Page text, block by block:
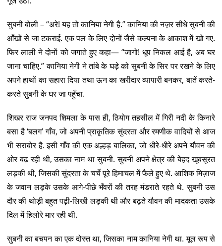
सुबनी बोली – “अरे! यह तो कानिया नेगी है.” कानिया की नज़र सीधे सुबनी की
आँखों से जा टकराई. एक पल के लिए दोनों जैसे कल्पना के आकाश में खो गए.
फिर लाली ने दोनों को जगाते हुए कहा— “जागो! धूप निकल आई है, अब घर
जाना चाहिए.” कानिया नेगी ने तांबे के घड़े को सुबनी के सिर पर रखने के लिए
अपने हाथों का सहारा दिया तथा ऊन का खरीदार व्यापारी बनकर, बातें करते-
करते सुबनी के घर जा पहुँचा.
शिखर राज जनपद शिमला के पास ही, ठियोग तहसील में गिरी नदी के किनारे
बसा है ‘बलग’ गाँव, जो अपनी प्राकृतिक सुंदरता और रमणीक वादियों से आज
भी सराबोर है. इसी गाँव की एक अल्हड़ बालिका, जो धीरे-धीरे अपने यौवन की
ओर बढ़ रही थी, उसका नाम था सुबनी. सुबनी अपने क्षेत्र की बेहद खूबसूरत
लड़की थी, जिसकी सुंदरता के चर्चे पूरे हिमाचल में फैले हुए थे. आशिक मिज़ाज
के जवान लड़के उसके आगे-पीछे भँवरों की तरह मंडराते रहते थे. सुबनी उस
दौर की थोड़ी बहुत पढ़ी-लिखी लड़की थी और बढ़ते यौवन की मादकता उसके
दिल में हिलोरे मार रही थी.
सुबनी का बचपन का एक दोस्त था, जिसका नाम कानिया नेगी था. मूल रूप से